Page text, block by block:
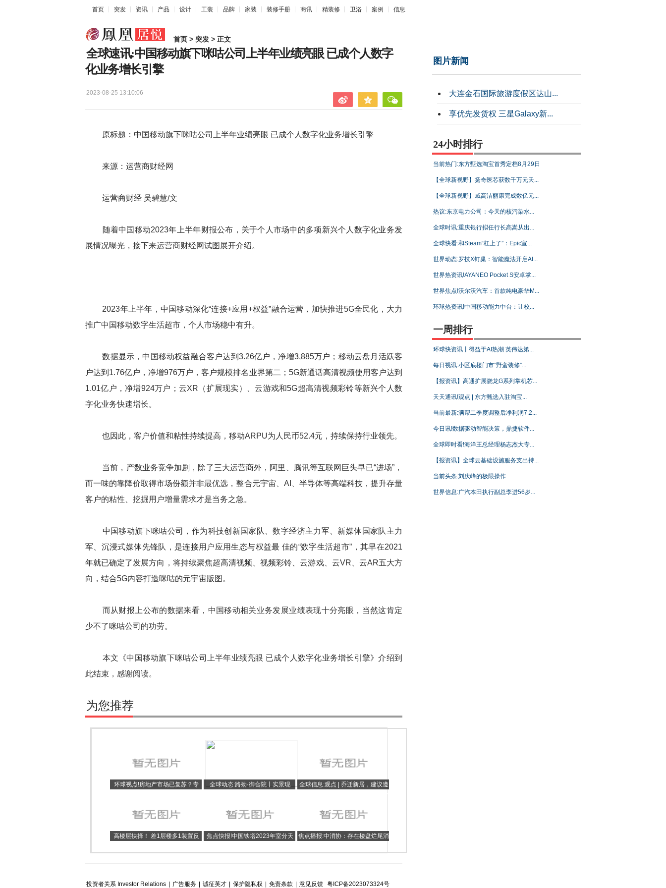
首页 突发 资讯 产品 设计 工装 品牌 家装 装修手册 商讯 精装修 卫浴 案例 信息
首页 > 突发 > 正文
全球速讯:中国移动旗下咪咕公司上半年业绩亮眼 已成个人数字
化业务增长引擎
2023-08-25 13:10:06
原标题：中国移动旗下咪咕公司上半年业绩亮眼 已成个人数字化业务增长引擎
来源：运营商财经网
运营商财经 吴碧慧/文
随着中国移动2023年上半年财报公布，关于个人市场中的多项新兴个人数字化业务发
展情况曝光，接下来运营商财经网试图展开介绍。
2023年上半年，中国移动深化“连接+应用+权益”融合运营，加快推进5G全民化，大力
推广中国移动数字生活超市，个人市场稳中有升。
数据显示，中国移动权益融合客户达到3.26亿户，净增3,885万户；移动云盘月活跃客
户达到1.76亿户，净增976万户，客户规模排名业界第二；5G新通话高清视频使用客户达到
1.01亿户，净增924万户；云XR（扩展现实）、云游戏和5G超高清视频彩铃等新兴个人数
字化业务快速增长。
也因此，客户价值和粘性持续提高，移动ARPU为人民币52.4元，持续保持行业领先。
当前，产数业务竞争加剧，除了三大运营商外，阿里、腾讯等互联网巨头早已“进场”，
而一味的靠降价取得市场份额并非最优选，整合元宇宙、AI、半导体等高端科技，提升存量
客户的粘性、挖掘用户增量需求才是当务之急。
中国移动旗下咪咕公司，作为科技创新国家队、数字经济主力军、新媒体国家队主力
军、沉浸式媒体先锋队，是连接用户应用生态与权益最 佳的“数字生活超市”，其早在2021
年就已确定了发展方向，将持续聚焦超高清视频、视频彩铃、云游戏、云VR、云AR五大方
向，结合5G内容打造咪咕的元宇宙版图。
而从财报上公布的数据来看，中国移动相关业务发展业绩表现十分亮眼，当然这肯定
少不了咪咕公司的功劳。
本文《中国移动旗下咪咕公司上半年业绩亮眼 已成个人数字化业务增长引擎》介绍到
此结束，感谢阅读。
为您推荐
环球视点!房地产市场已复苏？专
全球动态:路劲·御合院丨实景现
全球信息:观点 | 乔迁新居，建议遵
照这10个传统，不是迷信，是图个
高楼层抉择！ 差1层楼多1装置反
焦点快报!中国铁塔2023年室分天
焦点播报:中消协：存在楼盘烂尾消
图片新闻
大连金石国际旅游度假区达山...
享优先发货权 三星Galaxy新...
24小时排行
当前热门:东方甄选淘宝首秀定档8月29日
【全球新视野】扬奇医芯获数千万元天...
【全球新视野】威高洁丽康完成数亿元...
热议:东京电力公司：今天的核污染水...
全球时讯:重庆银行拟任行长高嵩从出...
全球快看:和Steam“杠上了”：Epic宣...
世界动态:罗技X钉巢：智能魔法开启AI...
世界热资讯!AYANEO Pocket S安卓掌...
世界焦点!沃尔沃汽车：首款纯电豪华M...
环球热资讯!中国移动能力中台：让校...
一周排行
环球快资讯丨得益于AI热潮 英伟达第...
每日视讯:小区底楼门市“野蛮装修”...
【报资讯】高通扩展骁龙G系列掌机芯...
天天通讯!观点 | 东方甄选入驻淘宝...
当前最新:满帮二季度调整后净利润7.2...
今日讯!数据驱动智能决策，鼎捷软件...
全球即时看!海洋王总经理杨志杰大专...
【报资讯】全球云基础设施服务支出持...
当前头条:刘庆峰的极限操作
世界信息:广汽本田执行副总李进56岁...
投资者关系 Investor Relations 广告服务 诚征英才 保护隐私权 免责条款 意见反馈 粤ICP备2023073324号